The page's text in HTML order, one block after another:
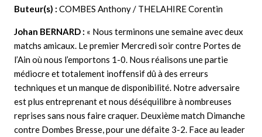
Buteur(s) : COMBES Anthony / THELAHIRE Corentin
Johan BERNARD : « Nous terminons une semaine avec deux
matchs amicaux. Le premier Mercredi soir contre Portes de
l’Ain où nous l’emportons 1-0. Nous réalisons une partie
médiocre et totalement inoffensif dû à des erreurs
techniques et un manque de disponibilité. Notre adversaire
est plus entreprenant et nous déséquilibre à nombreuses
reprises sans nous faire craquer. Deuxième match Dimanche
contre Dombes Bresse, pour une défaite 3-2. Face au leader